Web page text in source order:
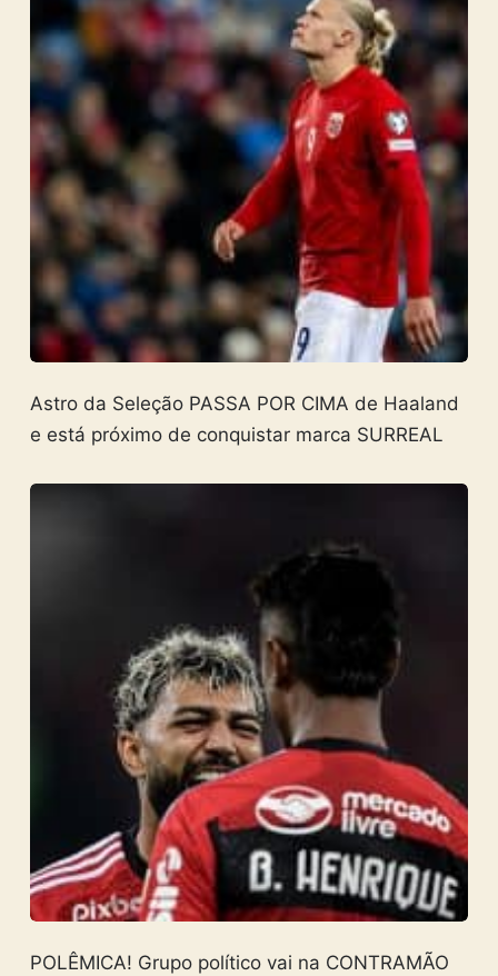
Astro da Seleção PASSA POR CIMA de Haaland
e está próximo de conquistar marca SURREAL
POLÊMICA! Grupo político vai na CONTRAMÃO